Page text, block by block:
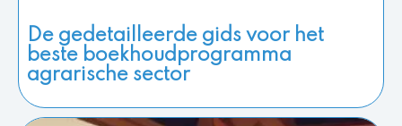
De gedetailleerde gids voor het
beste boekhoudprogramma
agrarische sector